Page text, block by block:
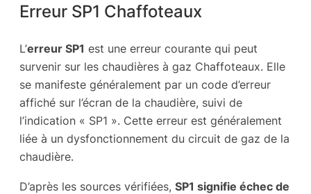
Erreur SP1 Chaffoteaux
L’erreur SP1 est une erreur courante qui peut
survenir sur les chaudières à gaz Chaffoteaux. Elle
se manifeste généralement par un code d’erreur
affiché sur l’écran de la chaudière, suivi de
l’indication « SP1 ». Cette erreur est généralement
liée à un dysfonctionnement du circuit de gaz de la
chaudière.
D’après les sources vérifiées, SP1 signifie échec de